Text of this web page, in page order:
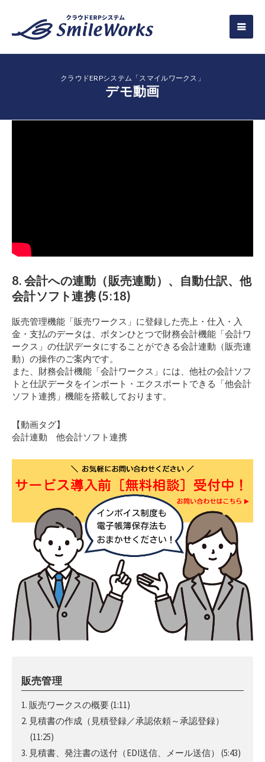
クラウドERPシステム「スマイルワークス」
デモ動画
8. 会計への連動（販売連動）、自動仕訳、他
会計ソフト連携 (5:18)
販売管理機能「販売ワークス」に登録した売上・仕入・入
金・支払のデータは、ボタンひとつで財務会計機能「会計ワ
ークス」の仕訳データにすることができる会計連動（販売連
動）の操作のご案内です。
また、財務会計機能「会計ワークス」には、他社の会計ソフ
トと仕訳データをインポート・エクスポートできる「他会計
ソフト連携」機能を搭載しております。
【動画タグ】
会計連動 他会計ソフト連携
販売管理
1. 販売ワークスの概要(1:11)
2. 見積書の作成（見積登録／承認依頼～承認登録）
(11:25)
3. 見積書、発注書の送付（EDI送信、メール送信）
(5:43)